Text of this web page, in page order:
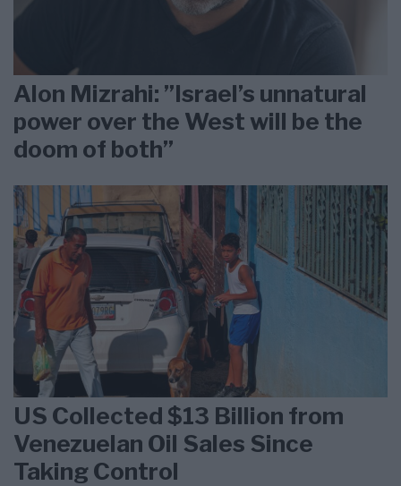
Alon Mizrahi: ”Israel’s unnatural
power over the West will be the
doom of both”
US Collected $13 Billion from
Venezuelan Oil Sales Since
Taking Control